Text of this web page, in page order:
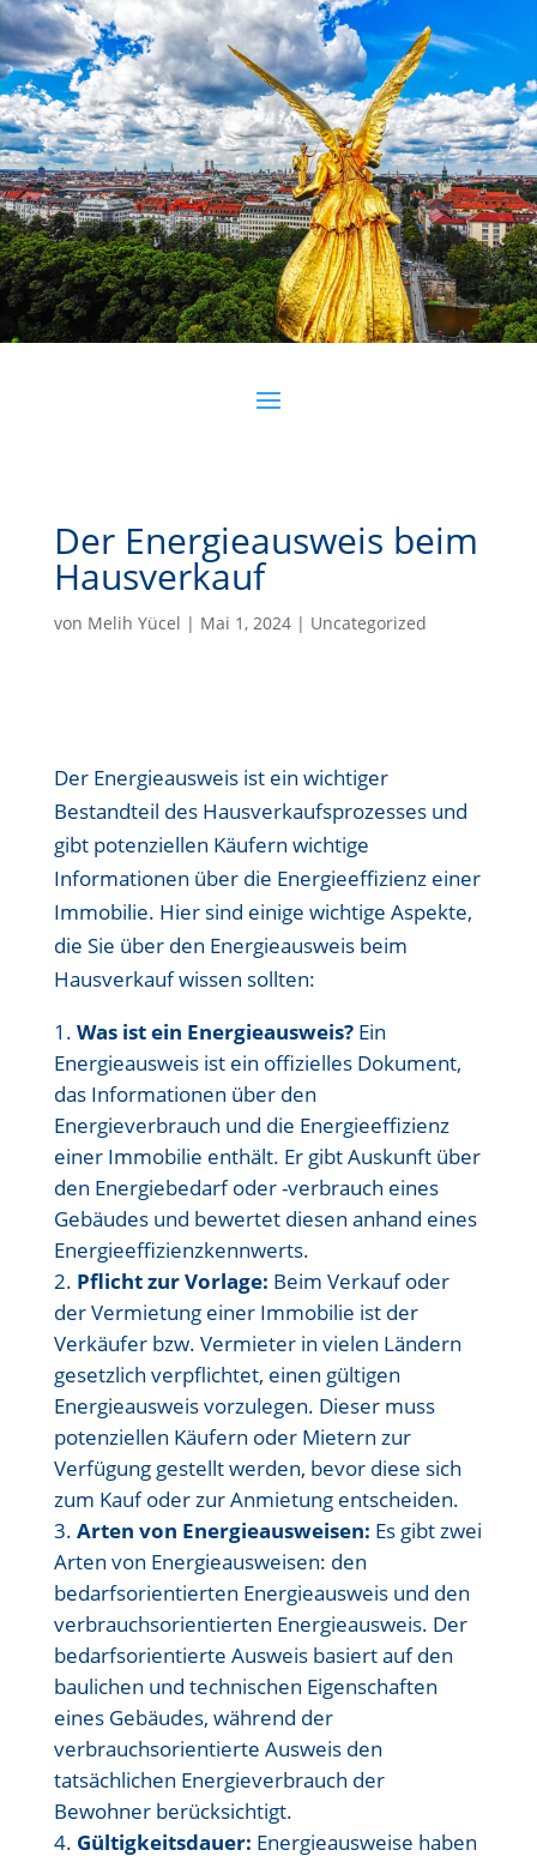
Der Energieausweis beim
Hausverkauf
von Melih Yücel | Mai 1, 2024| Uncategorized
Der Energieausweis ist ein wichtiger
Bestandteil des Hausverkaufsprozesses und
gibt potenziellen Käufern wichtige
Informationen über die Energieeffizienz einer
Immobilie. Hier sind einige wichtige Aspekte,
die Sie über den Energieausweis beim
Hausverkauf wissen sollten:
Was ist ein Energieausweis?Ein
Energieausweis ist ein offizielles Dokument,
das Informationen über den
Energieverbrauch und die Energieeffizienz
einer Immobilie enthält. Er gibt Auskunft über
den Energiebedarf oder -verbrauch eines
Gebäudes und bewertet diesen anhand eines
Energieeffizienzkennwerts.
Pflicht zur Vorlage: Beim Verkauf oder
der Vermietung einer Immobilie ist der
Verkäufer bzw. Vermieter in vielen Ländern
gesetzlich verpflichtet, einen gültigen
Energieausweis vorzulegen. Dieser muss
potenziellen Käufern oder Mietern zur
Verfügung gestellt werden, bevor diese sich
zum Kauf oder zur Anmietung entscheiden.
Arten von Energieausweisen: Es gibt zwei
Arten von Energieausweisen: den
bedarfsorientierten Energieausweis und den
verbrauchsorientierten Energieausweis. Der
bedarfsorientierte Ausweis basiert auf den
baulichen und technischen Eigenschaften
eines Gebäudes, während der
verbrauchsorientierte Ausweis den
tatsächlichen Energieverbrauch der
Bewohner berücksichtigt.
Gültigkeitsdauer: Energieausweise haben